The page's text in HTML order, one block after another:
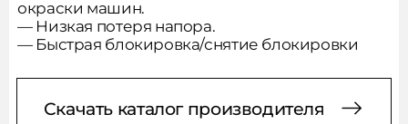
окраски машин.
— Низкая потеря напора.
— Быстрая блокировка/снятие блокировки
Скачать каталог производителя
Заполните форму и мы вам
Подпишитесь на новости,
чтобы не пропустить акции
и новые товары